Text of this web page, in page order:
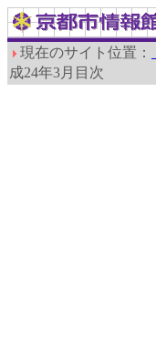
現在のサイト位置：
成24年3月目次